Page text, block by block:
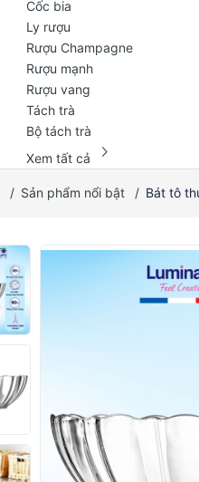
Cốc bia
Ly rượu
Rượu Champagne
Rượu mạnh
Rượu vang
Tách trà
Bộ tách trà
Xem tất cả
chevron_right
/ Sản phẩm nổi bật / Bát tô